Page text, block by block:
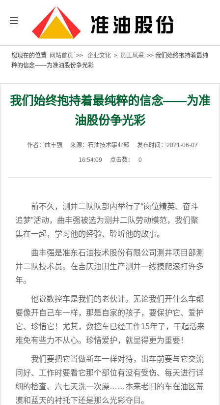
您现在的位置 网站首页 >> 企业文化 > 员工风采 >> 我们始终抱持着最纯
粹的信念——为准油股份争光彩
我们始终抱持着最纯粹的信念——为准
油股份争光彩
作者：曲丰强 来源：石油技术事业部 发布时间：2021-06-07
16:54:09 点击数： 0
前不久，测井二队队部内举行了“岗位精英、奋斗
追梦”活动，曲丰强被选为测井二队劳动模范，我们聚
集在一起，学习他的经验、聆听他的故事。
曲丰强是准东石油技术股份有限公司测井项目部测
井二队技术员。在吉庆油田生产测井一线摸爬滚打许多
年。
他说数控车是我们的老伙计。无论我们开什么车都
要像开自己车一样，那是自家的孩子，要保护它、爱护
它、珍惜它！尤其，数控车已经工作15年了，干起活来
难免有些力不从心。珍惜爱护，就显得更为重要！
我们要把它当做新车一样对待，出车前要与它交流
问好、工作时要看它那个部位有没有受伤、每天进行详
细的检查、六七天洗一次澡……本来老旧的车在油区荒
漠和蓝天的衬托下还是那么光彩夺目。